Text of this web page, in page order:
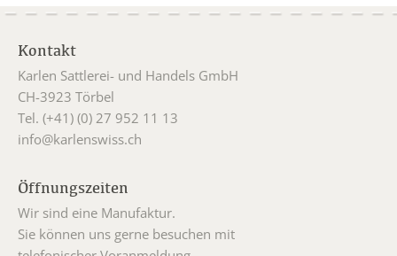
Kontakt
Karlen Sattlerei- und Handels GmbH
CH-3923 Törbel
Tel. (+41) (0) 27 952 11 13
info@karlenswiss.ch
Öffnungszeiten
Wir sind eine Manufaktur.
Sie können uns gerne besuchen mit